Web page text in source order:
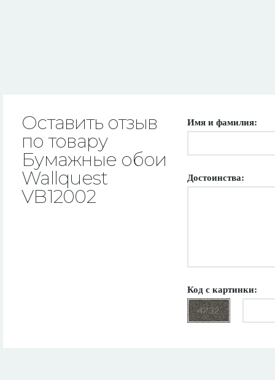
Оставить отзыв
по товару
Бумажные обои
Wallquest
VB12002
Имя и фамилия:
Достоинства:
Код с картинки: